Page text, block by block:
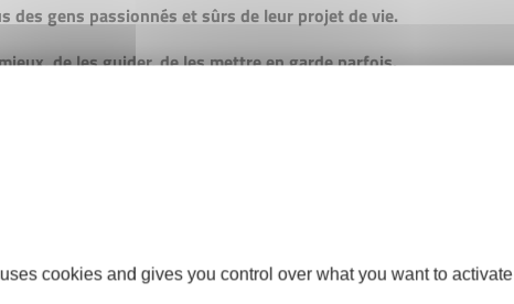
des gens passionnés et sûrs de leur projet de vie.
de les guider, de les mettre en garde parfois.
sereinement possible.
cookies and gives you control over what you want to activate